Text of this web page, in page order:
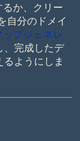
か、クリー
自分のドメイ
プジェネレ
、完成したデ
ようにしま